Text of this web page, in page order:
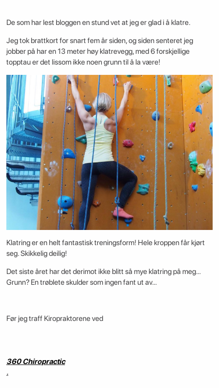
De som har lest bloggen en stund vet at jeg er glad i å klatre.
Jeg tok brattkort for snart fem år siden, og siden senteret jeg
jobber på har en 13 meter høy klatrevegg, med 6 forskjellige
topptau er det lissom ikke noen grunn til å la være!
Klatring er en helt fantastisk treningsform! Hele kroppen får kjørt
seg. Skikkelig deilig!
Det siste året har det derimot ikke blitt så mye klatring på meg…
Grunn? En trøblete skulder som ingen fant ut av…
Før jeg traff Kiropraktorene ved
360 Chiropractic
.